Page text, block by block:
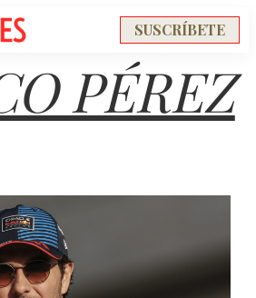
SUSCRÍBETE
PÉREZ